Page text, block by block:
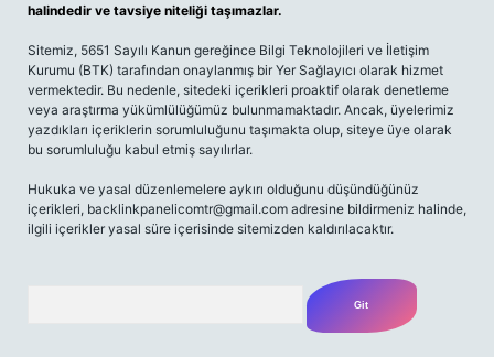
halindedir ve tavsiye niteliği taşımazlar.
Sitemiz, 5651 Sayılı Kanun gereğince Bilgi Teknolojileri ve İletişim
Kurumu (BTK) tarafından onaylanmış bir Yer Sağlayıcı olarak hizmet
vermektedir. Bu nedenle, sitedeki içerikleri proaktif olarak denetleme
veya araştırma yükümlülüğümüz bulunmamaktadır. Ancak, üyelerimiz
yazdıkları içeriklerin sorumluluğunu taşımakta olup, siteye üye olarak
bu sorumluluğu kabul etmiş sayılırlar.
Hukuka ve yasal düzenlemelere aykırı olduğunu düşündüğünüz
içerikleri, backlinkpanelicomtr@gmail.com adresine bildirmeniz halinde,
ilgili içerikler yasal süre içerisinde sitemizden kaldırılacaktır.